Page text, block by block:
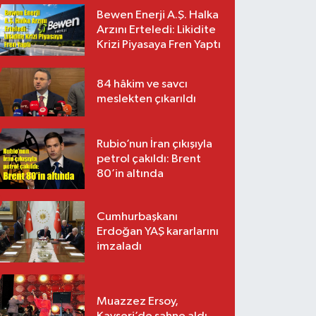
Bewen Enerji A.Ş. Halka
Arzını Erteledi: Likidite
Krizi Piyasaya Fren Yaptı
84 hâkim ve savcı
meslekten çıkarıldı
Rubio’nun İran çıkışıyla
petrol çakıldı: Brent
80’in altında
Cumhurbaşkanı
Erdoğan YAŞ kararlarını
imzaladı
Muazzez Ersoy,